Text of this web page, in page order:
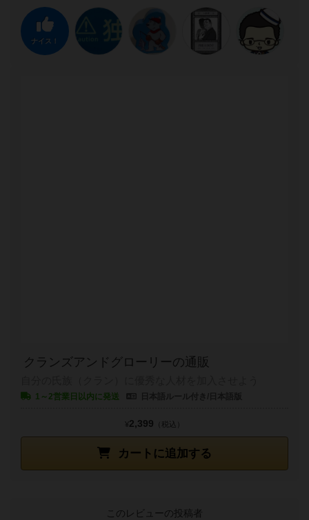
ナイス！
クランズアンドグローリーの通販
1～2営業日以内に発送
カートに追加する
¥2,399 （税込）
このレビューの投稿者